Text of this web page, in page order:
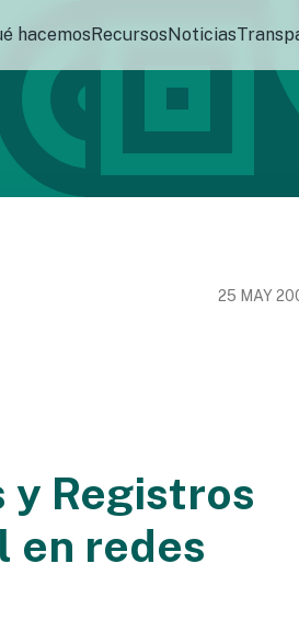
hacemosRecursosNoticias
25 MAY
y Registros
en redes